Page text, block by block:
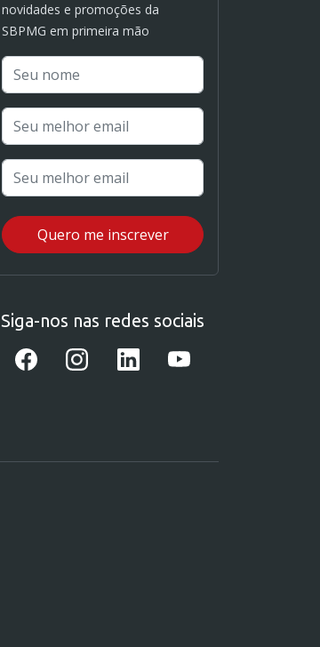
novidades e promoções da
SBPMG em primeira mão
Siga-nos nas redes sociais